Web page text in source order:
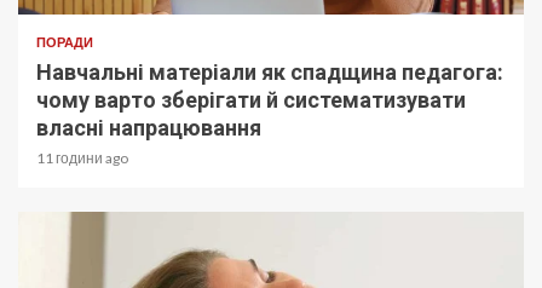
ПОРАДИ
Навчальні матеріали як спадщина педагога:
чому варто зберігати й систематизувати
власні напрацювання
11 години ago